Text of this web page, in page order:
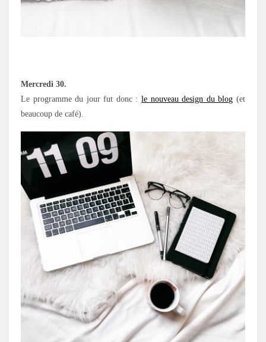
Mercredi 30.
Le programme du jour fut donc :le nouveau design du blog (et
beaucoup de café).